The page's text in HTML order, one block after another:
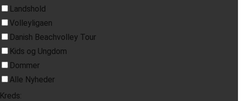
Landshold
Volleyligaen
Danish Beachvolley Tour
Kids og Ungdom
Dommer
Alle Nyheder
Kreds: